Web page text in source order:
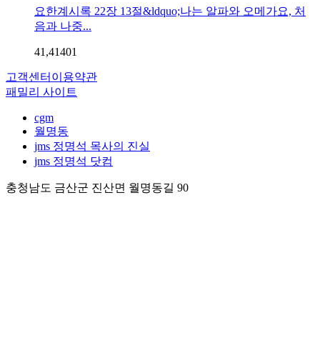
요한계시록 22장 13절&ldquo;나는 알파와 오메가요, 처
음과 나중...
41,41401
고객센터 이용약관
패밀리 사이트
cgm
월명동
jms 정명석 목사의 진실
jms 정명석 닷컴
충청남도 금산군 진산면 월명동길 90